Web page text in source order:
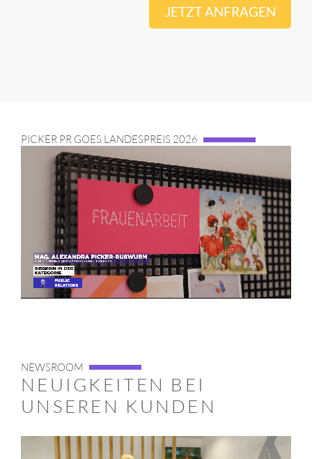
JETZT ANFRAGEN
PICKER PR GOES LANDESPREIS 2026
NEWSROOM
NEUIGKEITEN BEI
UNSEREN KUNDEN